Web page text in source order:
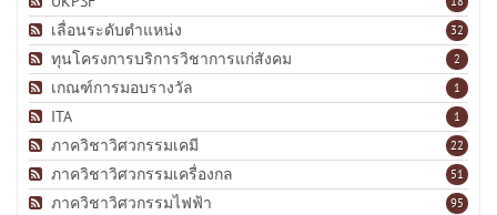
32
เลื่อนระดับตำแหน่ง
2
ทุนโครงการบริการวิชาการแก่สังคม
1
เกณฑ์การมอบรางวัล
1
ITA
22
ภาควิชาวิศวกรรมเคมี
51
ภาควิชาวิศวกรรมเครื่องกล
95
ภาควิชาวิศวกรรมไฟฟ้า